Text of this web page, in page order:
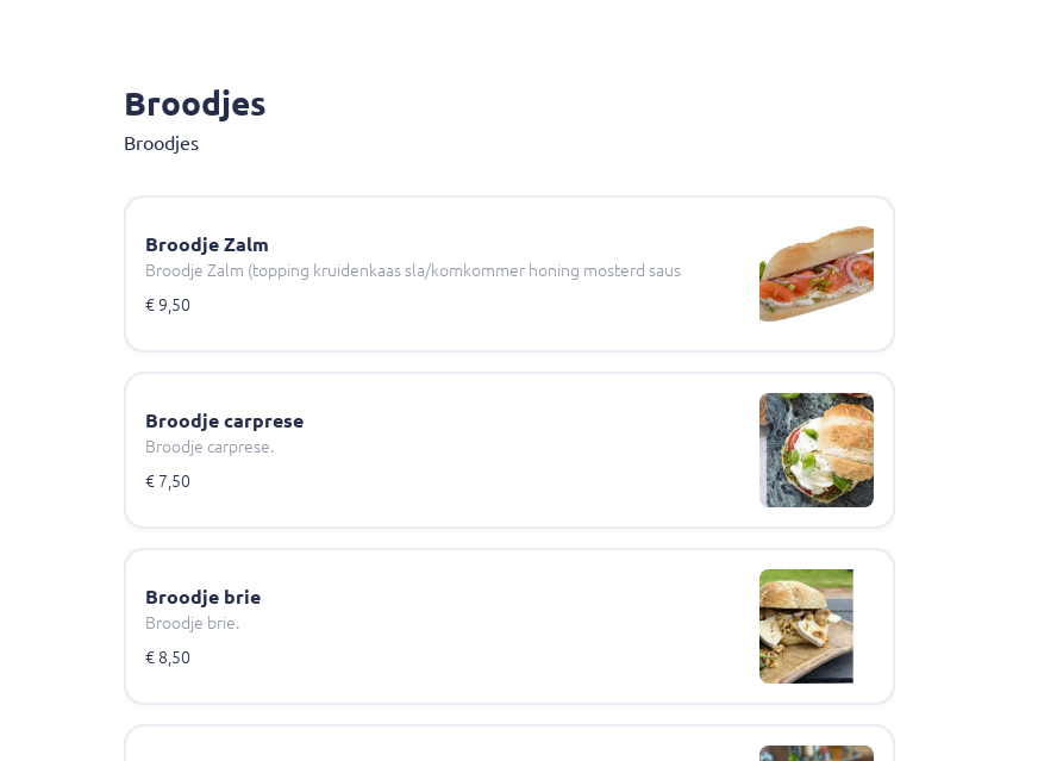
Broodjes
Broodjes
Broodje Zalm
Broodje Zalm (topping kruidenkaas sla/komkommer honing mosterd saus
€ 9,50
Broodje carprese
Broodje carprese.
€ 7,50
Broodje brie
Broodje brie.
€ 8,50